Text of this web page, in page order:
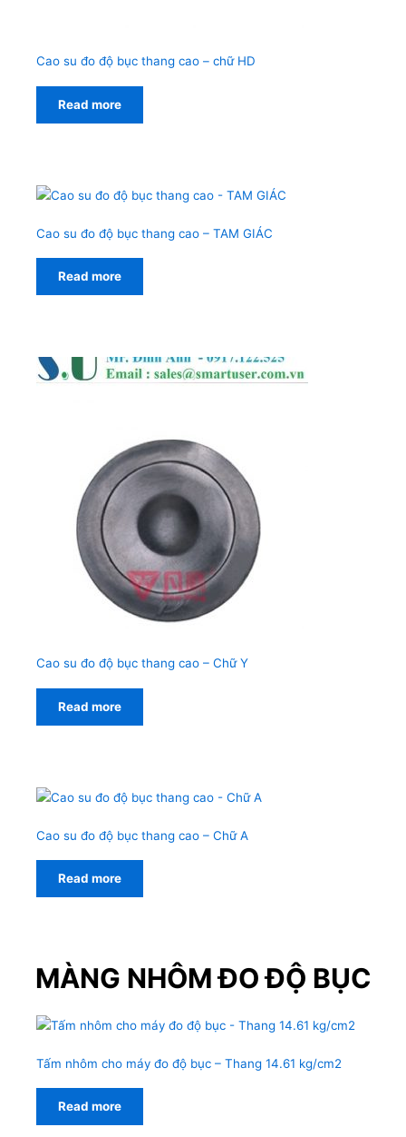
Cao su đo độ bục thang cao – chữ HD
Read more
Cao su đo độ bục thang cao – TAM GIÁC
Read more
Cao su đo độ bục thang cao – Chữ Y
Read more
Cao su đo độ bục thang cao – Chữ A
Read more
MÀNG NHÔM ĐO ĐỘ BỤC
Tấm nhôm cho máy đo độ bục – Thang 14.61 kg/cm2
Read more